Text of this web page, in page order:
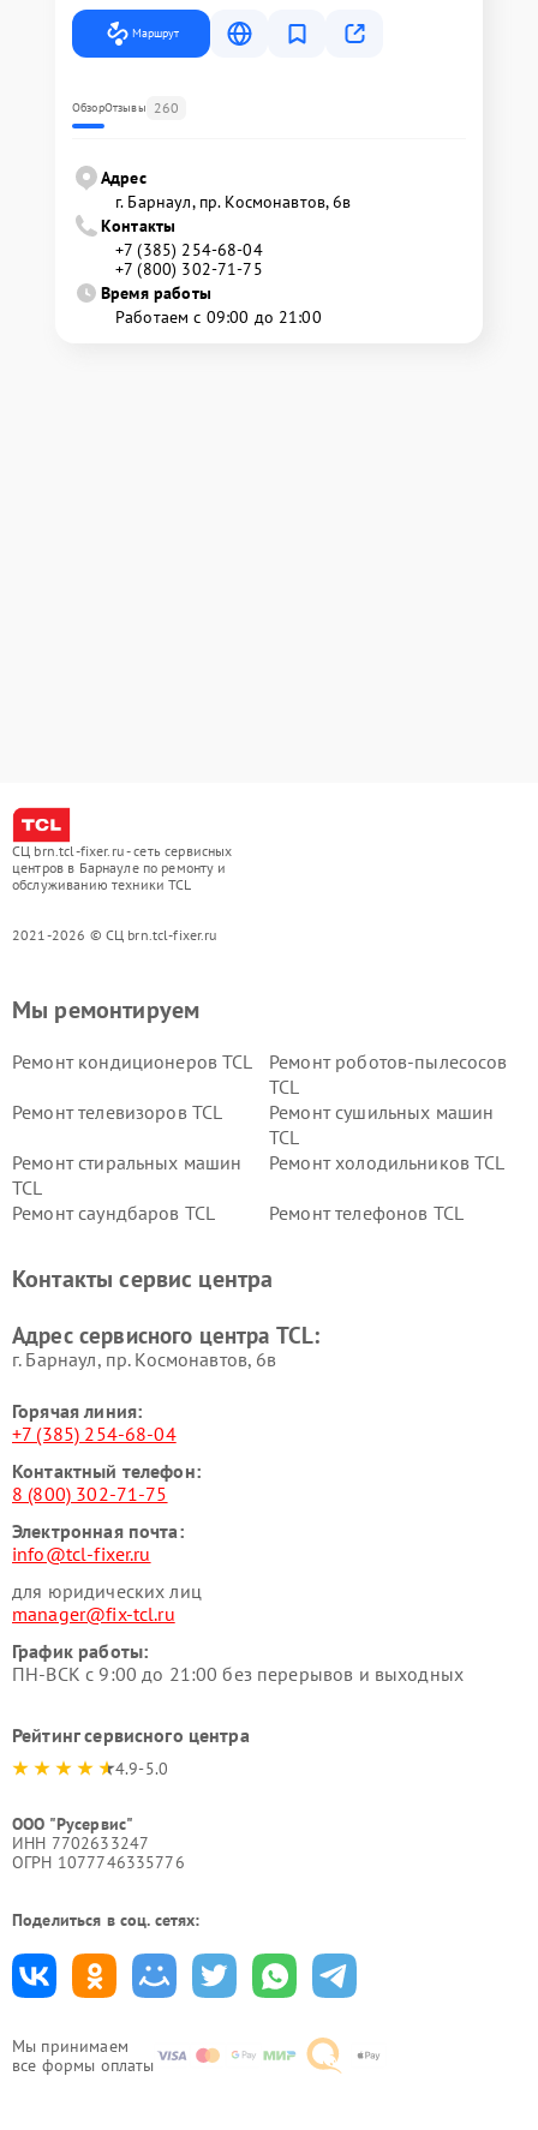
Маршрут
ОбзорОтзывы 260
Адрес
г. Барнаул, ​пр. Космонавтов, 6в
Контакты
+7 (385) 254-68-04
+7 (800) 302-71-75
Время работы
Работаем с 09:00 до 21:00
СЦ brn.tcl-fixer.ru - сеть сервисных
центров в Барнауле по ремонту и
обслуживанию техники TCL
2021-2026 © СЦ brn.tcl-fixer.ru
Мы принимаем
все формы оплаты
Мы ремонтируем
Ремонт кондиционеров TCL
Ремонт роботов-пылесосов
TCL
Ремонт телевизоров TCL
Ремонт сушильных машин
TCL
Ремонт стиральных машин
TCL
Ремонт холодильников TCL
Ремонт саундбаров TCL Ремонт телефонов TCL
Контакты сервис центра
Адрес сервисного центра TCL:
г. Барнаул, ​пр. Космонавтов, 6в
Горячая линия:
+7 (385) 254-68-04
Контактный телефон:
8 (800) 302-71-75
Электронная почта:
info@tcl-fixer.ru
для юридических лиц
manager@fix-tcl.ru
График работы:
ПН-ВСК с 9:00 до 21:00 без перерывов и выходных
Рейтинг сервисного центра
4.9-5.0
ООО "Русервис"
ИНН 7702633247
ОГРН 1077746335776
Поделиться в соц. сетях: